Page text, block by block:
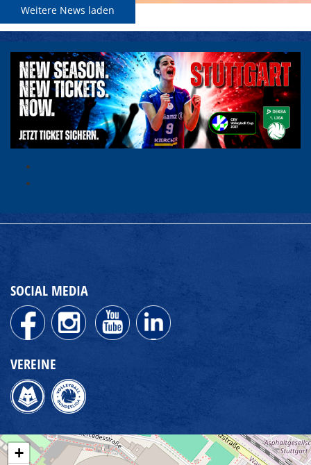
Weitere News laden
SOCIAL MEDIA
VEREINE
+